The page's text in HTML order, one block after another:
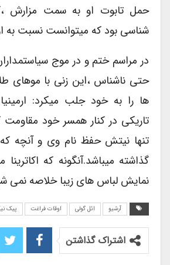
حمل تابوت او به سمت مزارش
شناسی بود که میتوانست نسبت به
در مراسم ختم و در موج سیاستمداران
حتی ناشناس ،این زنی با موهای
ها را به خود جلب میکرد:
تاریکی در کنار همسر خود مقاومت
تنها نیتش حفظ نام وی و آنچه که
گذاشته میباشد.آنگونه که اکاترینا
نمایش لباس های زیبا خلاصه نمی
آرشیو ائل گولی اوقات فراغت پیک نیک
اشتراک گذاشتن